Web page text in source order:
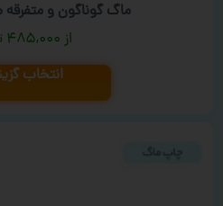
ماگ گوناگون و متفرقه
۴۸۵,۰۰۰
انتخاب